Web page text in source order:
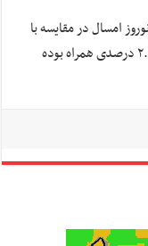
امسال در مقایسه با
مدت مشابه نوروز سال گذشته با افزایش و رشد ۲.۶ درصدی همراه بوده